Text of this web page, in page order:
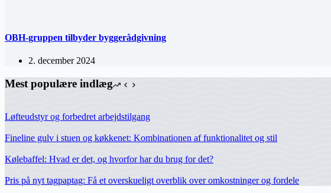
OBH-gruppen tilbyder byggerådgivning
2. december 2024
Mest populære indlæg
Løfteudstyr og forbedret arbejdstilgang
Fineline gulv i stuen og køkkenet: Kombinationen af funktionalitet og stil
Kølebaffel: Hvad er det, og hvorfor har du brug for det?
Pris på nyt tagpaptag: Få et overskueligt overblik over omkostninger og fordele